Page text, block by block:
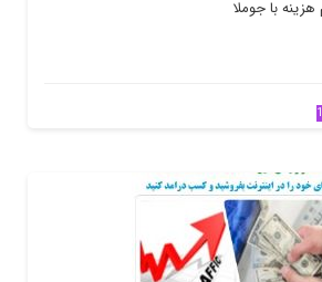
با جوملا